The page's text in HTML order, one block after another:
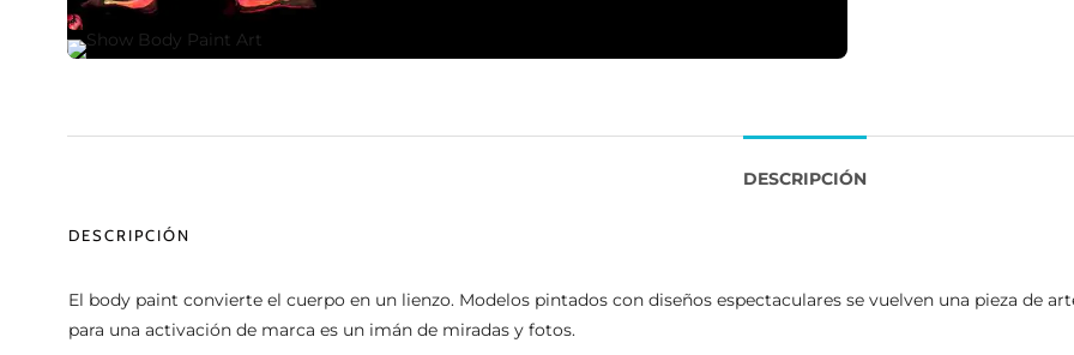
DESCRIPCIÓN
DESCRIPCIÓN
El body paint convierte el cuerpo en un lienzo. Modelos pintados con diseños espectaculares se vuelven una pieza de
para una activación de marca es un imán de miradas y fotos.